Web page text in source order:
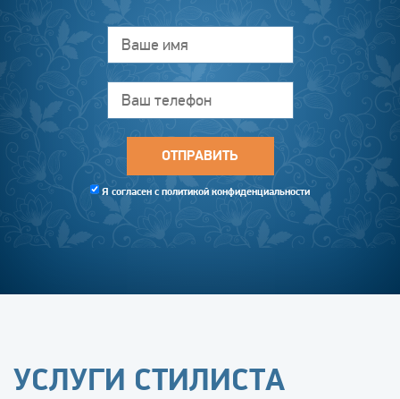
Я согласен с политикой конфиденциальности
УСЛУГИ СТИЛИСТА